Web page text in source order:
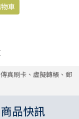
傳真刷卡、虛擬轉帳、郵
商品快訊